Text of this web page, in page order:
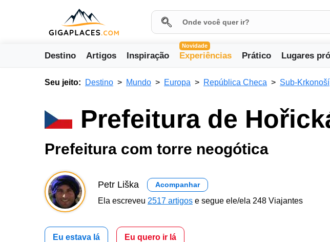
Destino Artigos Inspiração
Novidade
Experiências Prático Lugares
Seu jeito: Destino Mundo Europa República Checa Sub-Krkonoší
Prefeitura de
Prefeitura com torre neogótica
Petr Liška Acompanhar
Ela escreveu 2517 artigos e segue ele/ela 248 Viajantes
Eu estava lá Eu quero ir lá